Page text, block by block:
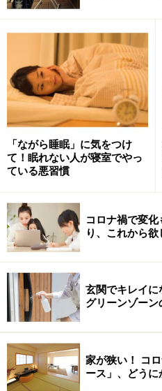
※記事内容は執筆時点のものです
い。
「ながら睡眠」に気をつけ
て！眠れない人が寝室でやっ
ている悪習慣
コロナ禍で変
り、これから欲
玄関でキレイに
グリーンゾーン
家が狭い！ コ
ース」、どうに